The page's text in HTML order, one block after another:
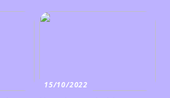
15/10/2022